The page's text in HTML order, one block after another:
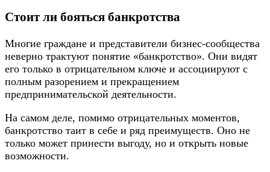
Стоит ли бояться банкротства
Многие граждане и представители бизнес-сообщества
неверно трактуют понятие «банкротство». Они видят
его только в отрицательном ключе и ассоциируют с
полным разорением и прекращением
предпринимательской деятельности.
На самом деле, помимо отрицательных моментов,
банкротство таит в себе и ряд преимуществ. Оно не
только может принести выгоду, но и открыть новые
возможности.